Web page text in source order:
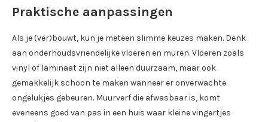
Praktische aanpassingen
Als je (ver)bouwt, kun je meteen slimme keuzes maken. Denk
aan onderhoudsvriendelijke vloeren en muren. Vloeren zoals
vinyl of laminaat zijn niet alleen duurzaam, maar ook
gemakkelijk schoon te maken wanneer er onverwachte
ongelukjes gebeuren. Muurverf die afwasbaar is, komt
eveneens goed van pas in een huis waar kleine vingertjes